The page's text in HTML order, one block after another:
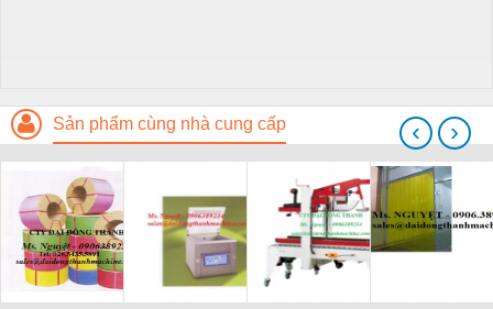
Sản phẩm cùng nhà cung cấp ‹ ›